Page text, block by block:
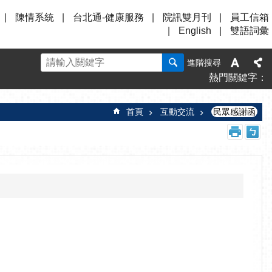
陳情系統 台北通-健康服務 院訊雙月刊
員工信箱
English
雙語詞彙
進階搜尋
熱門關鍵字
首頁 互動交流 民眾感謝函